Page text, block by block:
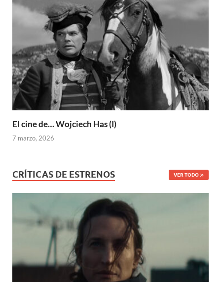
El cine de… Wojciech Has (I)
7 marzo, 2026
CRÍTICAS DE ESTRENOS VER TODO